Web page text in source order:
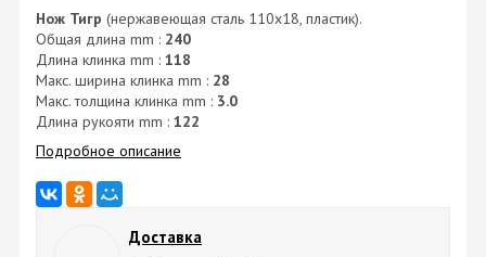
Нож Тигр (нержавеющая сталь 110х18, пластик).
Общая длина mm : 240
Длина клинка mm : 118
Макс. ширина клинка mm : 28
Макс. толщина клинка mm : 3.0
Длина рукояти mm : 122
Подробное описание
Доставка